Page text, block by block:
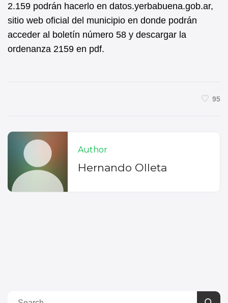
2.159 podrán hacerlo en datos.yerbabuena.gob.ar,
sitio web oficial del municipio en donde podrán
acceder al boletín número 58 y descargar la
ordenanza 2159 en pdf.
95
Author
Hernando Olleta